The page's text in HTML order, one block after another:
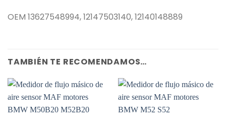
OEM 13627548994, 12147503140, 12140148889
TAMBIÉN TE RECOMENDAMOS…